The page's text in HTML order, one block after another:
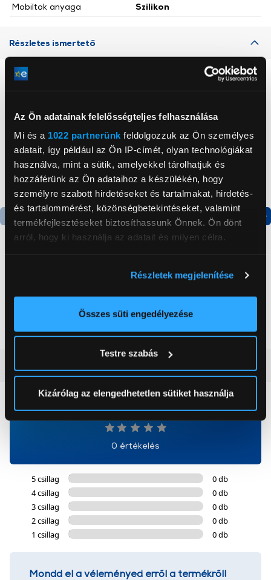
Az Ön adatainak felelősségteljes felhasználása
Mi és a 1022 partnerünk feldolgozzuk az Ön személyes
adatait, így például az Ön IP-címét, olyan technológiákat
használva, mint a sütik, amelyekkel tárolhatjuk és
hozzáférünk az Ön adataihoz a készülékén, hogy
személyre szabott hirdetéseket és tartalmakat, hirdetés-
és tartalommérést, közönségbetekintéseket, valamint
termékfejlesztéseket biztosíthassunk Önnek. Ön dönt
arról, hogy ki használja az adatait és milyen célra.
elhelyezkedéséről pár méteres pontossággal
Az Ön készülékén beazonosítása annak konkrét
módjairól és adja meg preferenciáit aRészletek
pontban. Bármikor módosíthatja vagy visszavonhatja a
Sütinyilatkozathoz való hozzájárulását.
okat használ, melyeket az Ön gépén tárol a rendszer. A
cookie-k személyazonosítására nem alkalmasak,
használatával Ön elfogadja a cookie-k használatát.
További információk:ÁSZFésAdatvédelem
Részletek megjelenítése
Összes süti engedélyezése
Testre szabás
Kizárólag az elengedhetetlen sütiket használja
Mobiltok anyaga
Szilikon
Részletes ismertető
Termék adatlap Termék adatlap
Gorenje N619EAXL4
kombinált hűtőszekrény
179 999 Ft
0
0 értékelés
5 csillag
0 db
4 csillag
0 db
3 csillag
0 db
2 csillag
0 db
1 csillag
0 db
Mondd el a véleményed erről a termékről!